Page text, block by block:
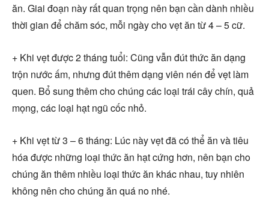
ăn. Giai đoạn này rất quan trọng nên bạn cần dành nhiều
thời gian để chăm sóc, mỗi ngày cho vẹt ăn từ 4 – 5 cữ.
+ Khi vẹt được 2 tháng tuổi: Cũng vẫn đút thức ăn dạng
trộn nước ấm, nhưng đút thêm dạng viên nén để vẹt làm
quen. Bổ sung thêm cho chúng các loại trái cây chín, quả
mọng, các loại hạt ngũ cốc nhỏ.
+ Khi vẹt từ 3 – 6 tháng: Lúc này vẹt đã có thể ăn và tiêu
hóa được những loại thức ăn hạt cứng hơn, nên bạn cho
chúng ăn thêm nhiều loại thức ăn khác nhau, tuy nhiên
không nên cho chúng ăn quá no nhé.